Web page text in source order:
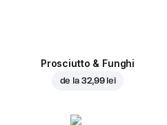
Prosciutto & Funghi
de la 32,99 lei